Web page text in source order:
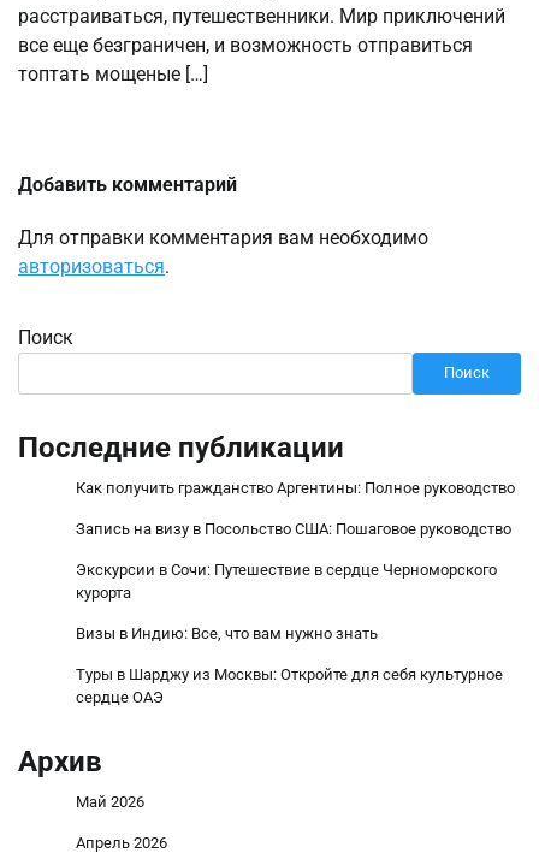
расстраиваться, путешественники. Мир приключений
все еще безграничен, и возможность отправиться
топтать мощеные […]
Добавить комментарий
Для отправки комментария вам необходимо
авторизоваться.
Поиск
Поиск
Последние публикации
Как получить гражданство Аргентины: Полное руководство
Запись на визу в Посольство США: Пошаговое руководство
Экскурсии в Сочи: Путешествие в сердце Черноморского
курорта
Визы в Индию: Все, что вам нужно знать
Туры в Шарджу из Москвы: Откройте для себя культурное
сердце ОАЭ
Архив
Май 2026
Апрель 2026